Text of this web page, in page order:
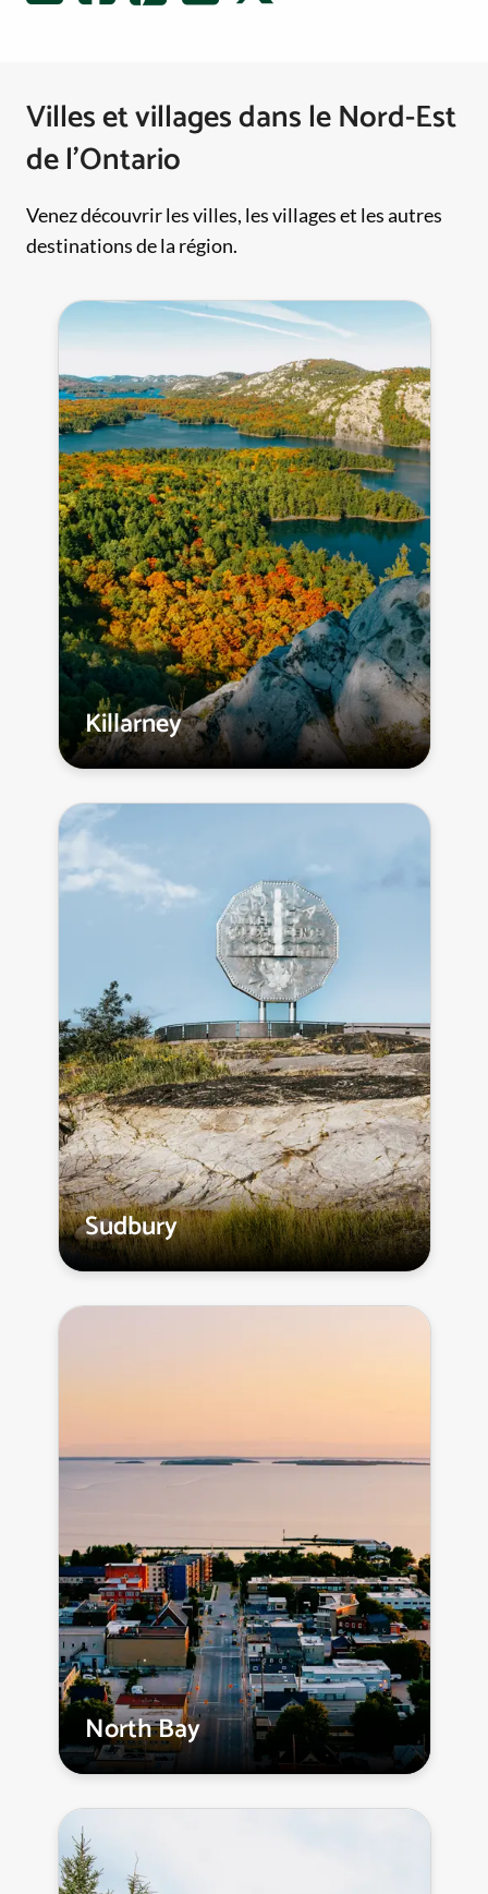
Villes et villages dans le Nord-Est
de l’Ontario
Venez découvrir les villes, les villages et les autres
destinations de la région.
Killarney
Sudbury
North Bay